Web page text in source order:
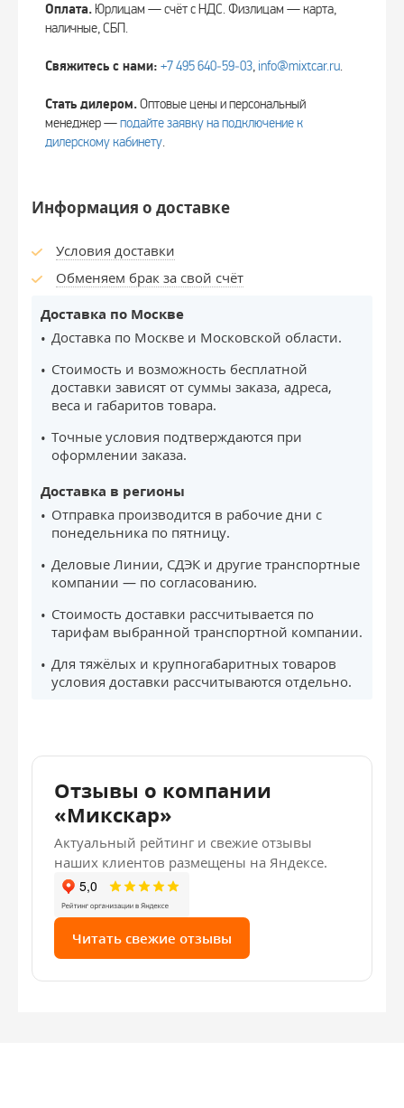
Оплата. Юрлицам — счёт с НДС. Физлицам — карта,
наличные, СБП.
Свяжитесь с нами: +7 495 640‑59‑03, info@mixtcar.ru.
Стать дилером.Оптовые цены и персональный
менеджер —подайте заявку на подключение к
дилерскому кабинету.
Информация о доставке
Условия доставки
Обменяем брак за свой счёт
Доставка по Москве
Доставка по Москве и Московской области.
Стоимость и возможность бесплатной
доставки зависят от суммы заказа, адреса,
веса и габаритов товара.
Точные условия подтверждаются при
оформлении заказа.
Доставка в регионы
Отправка производится в рабочие дни с
понедельника по пятницу.
Деловые Линии, СДЭК и другие транспортные
компании — по согласованию.
Стоимость доставки рассчитывается по
тарифам выбранной транспортной компании.
Для тяжёлых и крупногабаритных товаров
условия доставки рассчитываются отдельно.
Отзывы о компании
«Микскар»
Актуальный рейтинг и свежие отзывы
наших клиентов размещены на Яндексе.
Читать свежие отзывы